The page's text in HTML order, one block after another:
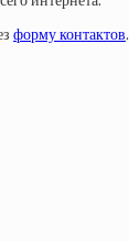
форму контактов.